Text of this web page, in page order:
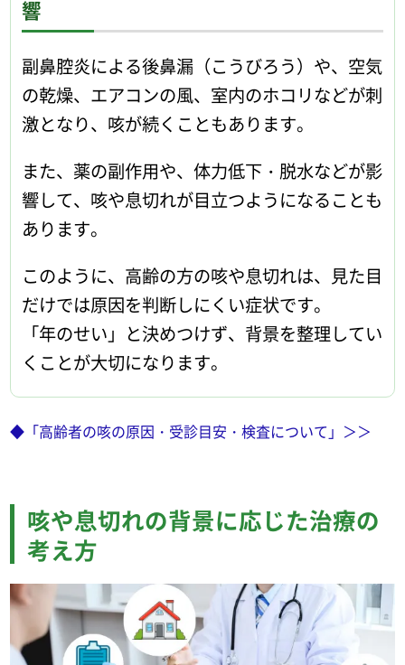
響
副鼻腔炎による後鼻漏（こうびろう）や、空気
の乾燥、エアコンの風、室内のホコリなどが刺
激となり、咳が続くこともあります。
また、薬の副作用や、体力低下・脱水などが影
響して、咳や息切れが目立つようになることも
あります。
このように、高齢の方の咳や息切れは、見た目
だけでは原因を判断しにくい症状です。
「年のせい」と決めつけず、背景を整理してい
くことが大切になります。
◆「高齢者の咳の原因・受診目安・検査について」＞＞
咳や息切れの背景に応じた治療の
考え方